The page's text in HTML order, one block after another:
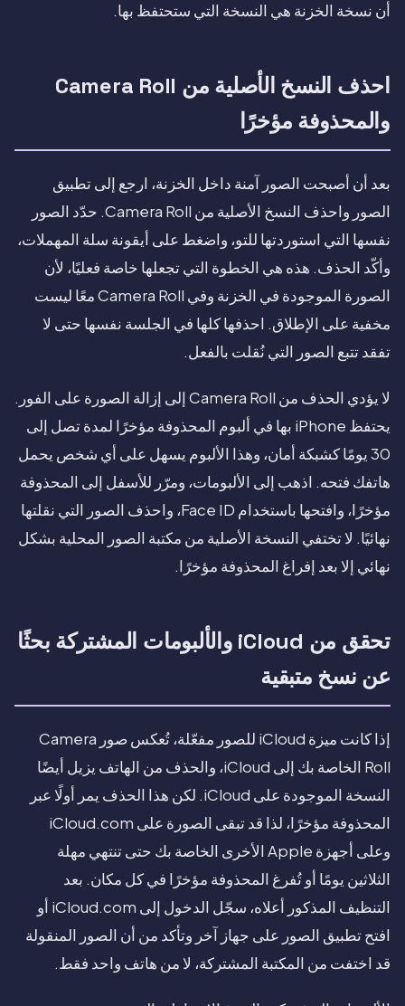
أن نسخة الخزنة هي النسخة التي ستحتفظ بها.
احذف النسخ الأصلية من Camera Roll
والمحذوفة مؤخرًا
بعد أن أصبحت الصور آمنة داخل الخزنة، ارجع إلى تطبيق
الصور واحذف النسخ الأصلية من Camera Roll. حدّد الصور
نفسها التي استوردتها للتو، واضغط على أيقونة سلة المهملات،
وأكّد الحذف. هذه هي الخطوة التي تجعلها خاصة فعليًا، لأن
الصورة الموجودة في الخزنة وفي Camera Roll معًا ليست
مخفية على الإطلاق. احذفها كلها في الجلسة نفسها حتى لا
تفقد تتبع الصور التي نُقلت بالفعل.
لا يؤدي الحذف من Camera Roll إلى إزالة الصورة على الفور.
يحتفظ iPhone بها في ألبوم المحذوفة مؤخرًا لمدة تصل إلى
30 يومًا كشبكة أمان، وهذا الألبوم يسهل على أي شخص يحمل
هاتفك فتحه. اذهب إلى الألبومات، ومرّر للأسفل إلى المحذوفة
مؤخرًا، وافتحها باستخدام Face ID، واحذف الصور التي نقلتها
نهائيًا. لا تختفي النسخة الأصلية من مكتبة الصور المحلية بشكل
نهائي إلا بعد إفراغ المحذوفة مؤخرًا.
تحقق من iCloud والألبومات المشتركة بحثًا
عن نسخ متبقية
إذا كانت ميزة iCloud للصور مفعّلة، تُعكس صور Camera
Roll الخاصة بك إلى iCloud، والحذف من الهاتف يزيل أيضًا
النسخة الموجودة على iCloud. لكن هذا الحذف يمر أولًا عبر
المحذوفة مؤخرًا، لذا قد تبقى الصورة على iCloud.com
وعلى أجهزة Apple الأخرى الخاصة بك حتى تنتهي مهلة
الثلاثين يومًا أو تُفرغ المحذوفة مؤخرًا في كل مكان. بعد
التنظيف المذكور أعلاه، سجّل الدخول إلى iCloud.com أو
افتح تطبيق الصور على جهاز آخر وتأكد من أن الصور المنقولة
قد اختفت من المكتبة المشتركة، لا من هاتف واحد فقط.